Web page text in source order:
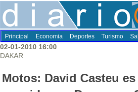
Principal Economia Deportes Turismo
02-01-2010 16:00
DAKAR
Motos: David Casteu